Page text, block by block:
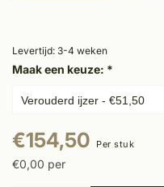
Levertijd: 3-4 weken
Maak een keuze: *
€154,50 Per stuk
€0,00 per